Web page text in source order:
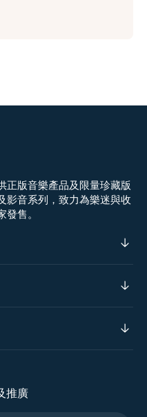
正版音樂產品及限量珍藏版
影音系列，致力為樂迷與收
售。
推廣